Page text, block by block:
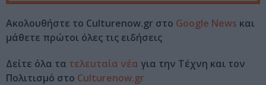
Ακολουθήστε το Culturenow.gr στο Google News και
μάθετε πρώτοι όλες τις ειδήσεις
Δείτε όλα τα τελευταία νέα για την Τέχνη και τον
Πολιτισμό στο Culturenow.gr